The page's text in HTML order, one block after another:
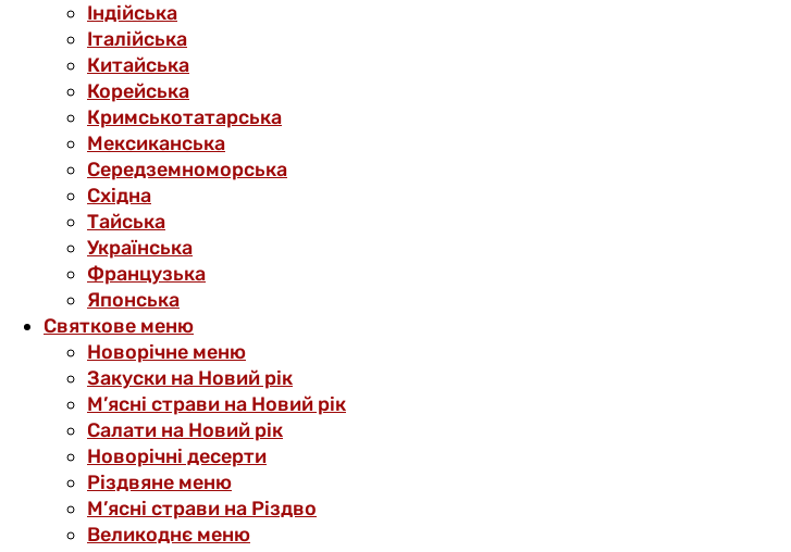
Індійська
Італійська
Китайська
Корейська
Кримськотатарська
Мексиканська
Середземноморська
Східна
Тайська
Українська
Французька
Японська
Святкове меню
Новорічне меню
Закуски на Новий рік
М’ясні страви на Новий рік
Салати на Новий рік
Новорічні десерти
Різдвяне меню
М’ясні страви на Різдво
Великоднє меню